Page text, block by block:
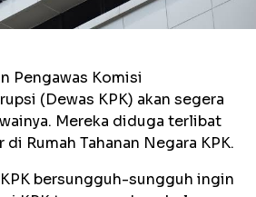
Pengawas Komisi
(Dewas KPK) akan segera
Mereka diduga terlibat
Rumah Tahanan Negara KPK.
bersungguh-sungguh ingin